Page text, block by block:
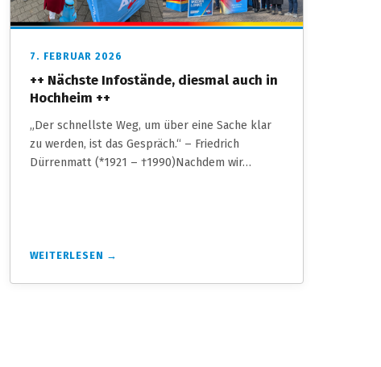
7. FEBRUAR 2026
++ Nächste Infostände, diesmal auch in
Hochheim ++
„Der schnellste Weg, um über eine Sache klar
zu werden, ist das Gespräch.“ – Friedrich
Dürrenmatt (*1921 – †1990)Nachdem wir…
WEITERLESEN →